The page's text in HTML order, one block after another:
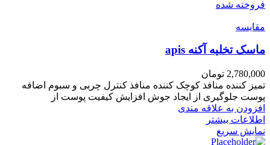
فروخته شده
مقايسه
ماسک تخلیه آکنه apis
2,780,000 تومان
تمیز کننده منافذ کوچک کننده منافذ کنترل چربی و سبوم اضافه
پوست جلوگیری از ایجاد جوش افزایش کیفیت پوست از
افزودن به علاقه مندی
اطلاعات بیشتر
نمایش سریع